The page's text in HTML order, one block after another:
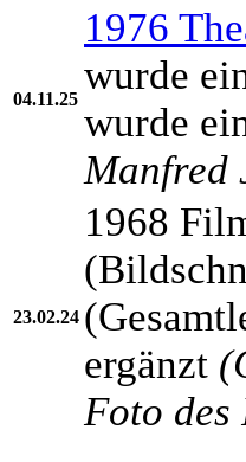
04.11.25
1976
wurde
wurde
Manfred
23.02.24
1968
ergänzt
Foto des